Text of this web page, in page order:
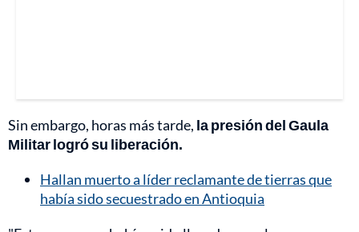
Sin embargo, horas más tarde, la presión del Gaula
Militar logró su liberación.
Hallan muerto a líder reclamante de tierras que
había sido secuestrado en Antioquia